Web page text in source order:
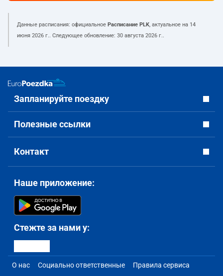
Данные расписания: официальное Расписание PLK, актуальное на 14
июня 2026 г.. Следующее обновление: 30 августа 2026 г..
Запланируйте поездку
Полезные ссылки
Контакт
Наше приложение:
Стежте за нами у:
О нас Социально ответственные Правила сервиса